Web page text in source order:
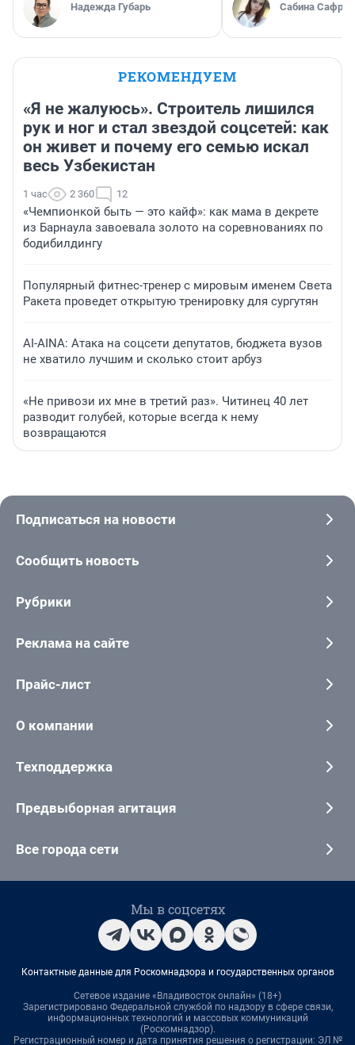
Надежда Губарь Сабина
РЕКОМЕНДУЕМ
«Я не жалуюсь». Строитель лишился
рук и ног и стал звездой соцсетей: как
он живет и почему его семью искал
весь Узбекистан
1 час 2 360 12
«Чемпионкой быть — это кайф»: как мама в декрете
из Барнаула завоевала золото на соревнованиях по
бодибилдингу
Популярный фитнес-тренер с мировым именем Света
Ракета проведет открытую тренировку для сургутян
AI-AINA: Атака на соцсети депутатов, бюджета вузов
не хватило лучшим и сколько стоит арбуз
«Не привози их мне в третий раз». Читинец 40 лет
разводит голубей, которые всегда к нему
возвращаются
Подписаться на новости
Сообщить новость
Рубрики
Реклама на сайте
Прайс-лист
О компании
Техподдержка
Предвыборная агитация
Все города сети
Мы в соцсетях
Контактные данные для Роскомнадзора и государственных органов
Сетевое издание «Владивосток онлайн» (18+)
Зарегистрировано Федеральной службой по надзору в сфере связи,
информационных технологий и массовых коммуникаций
(Роскомнадзор).
Регистрационный номер и дата принятия решения о регистрации: ЭЛ №